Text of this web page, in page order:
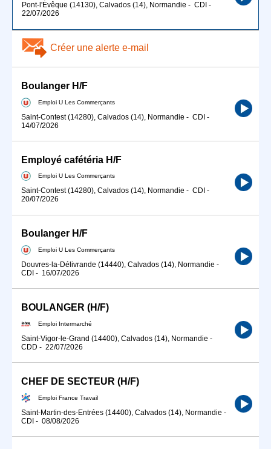
Pont-l'Évêque (14130), Calvados (14), Normandie - CDI -
22/07/2026
Créer une alerte e-mail
Boulanger H/F
Emploi U Les Commerçants
Saint-Contest (14280), Calvados (14), Normandie - CDI -
14/07/2026
Employé cafétéria H/F
Emploi U Les Commerçants
Saint-Contest (14280), Calvados (14), Normandie - CDI -
20/07/2026
Boulanger H/F
Emploi U Les Commerçants
Douvres-la-Délivrande (14440), Calvados (14), Normandie -
CDI - 16/07/2026
BOULANGER (H/F)
Emploi Intermarché
Saint-Vigor-le-Grand (14400), Calvados (14), Normandie -
CDD - 22/07/2026
CHEF DE SECTEUR (H/F)
Emploi France Travail
Saint-Martin-des-Entrées (14400), Calvados (14), Normandie -
CDI - 08/08/2026